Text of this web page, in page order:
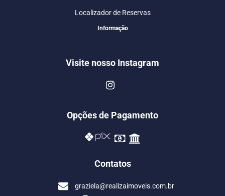
Localizador de Reservas
Informação
Visite nosso Instagram
Opções de Pagamento
Contatos
graziela@realizaimoveis.com.br